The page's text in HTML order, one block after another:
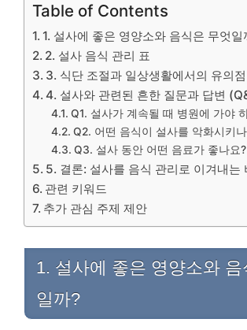
Table of Contents
1. 설사에 좋은 영양소와 음식은 무엇일
2. 설사 음식 관리 표
3. 식단 조절과 일상생활에서의 유의점
4. 설사와 관련된 흔한 질문과 답변
Q1. 설사가 계속될 때 병원에 가야
Q2. 어떤 음식이 설사를 악화시키
Q3. 설사 동안 어떤 음료가 좋나요?
5. 결론: 설사를 음식 관리로 이겨내는
관련 키워드
추가 관심 주제 제안
1. 설사에 좋은 영양소와 음
일까?